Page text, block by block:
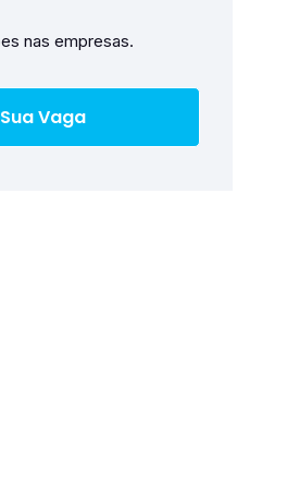
nas empresas.
Vaga